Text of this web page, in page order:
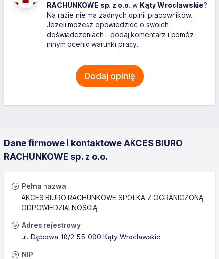
RACHUNKOWE sp. z o.o. w Kąty Wrocławskie?
Na razie nie ma żadnych opinii pracowników.
Jeżeli możesz opowiedzieć o swoich
doświadczeniach - dodaj komentarz i pomóż
innym ocenić warunki pracy.
Dodaj opinię
Dane firmowe i kontaktowe AKCES BIURO
RACHUNKOWE sp. z o.o.
Pełna nazwa
AKCES BIURO RACHUNKOWE SPÓŁKA Z OGRANICZONĄ
ODPOWIEDZIALNOŚCIĄ
Adres rejestrowy
ul. Dębowa 18/2 55-080 Kąty Wrocławskie
NIP